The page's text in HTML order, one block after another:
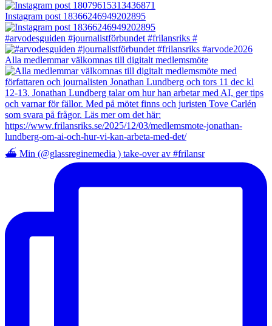
Instagram post 18366246949202895
#arvodesguiden #journalistförbundet #frilansriks #
Alla medlemmar välkomnas till digitalt medlemsmöte
⛴️ Min (@glassreginemedia ) take-over av #frilansr